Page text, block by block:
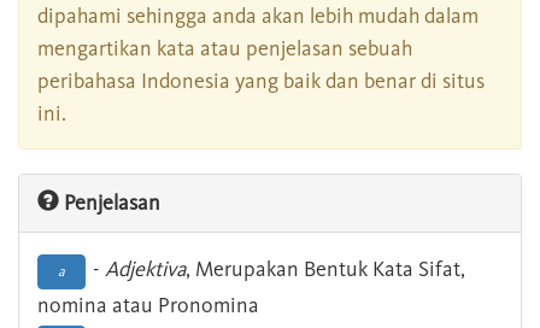
dipahami sehingga anda akan lebih mudah dalam
mengartikan kata atau penjelasan sebuah
peribahasa Indonesia yang baik dan benar di situs
ini.
Penjelasan
a - Adjektiva, Merupakan Bentuk Kata Sifat,
nomina atau Pronomina